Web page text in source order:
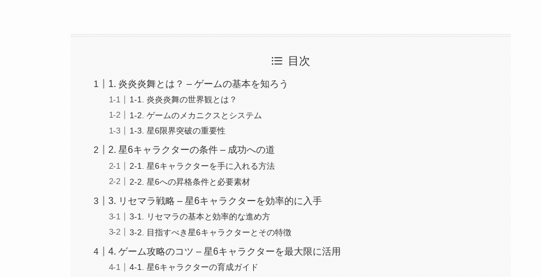
目次
1. 炎炎炎舞とは？ – ゲームの基本を知ろう
1-1. 炎炎炎舞の世界観とは？
1-2. ゲームのメカニクスとシステム
1-3. 星6限界突破の重要性
2. 星6キャラクターの条件 – 成功への道
2-1. 星6キャラクターを手に入れる方法
2-2. 星6への昇格条件と必要素材
3. リセマラ戦略 – 星6キャラクターを効率的に入手
3-1. リセマラの基本と効率的な進め方
3-2. 目指すべき星6キャラクターとその特徴
4. ゲーム攻略のコツ – 星6キャラクターを最大限に活用
4-1. 星6キャラクターの育成ガイド